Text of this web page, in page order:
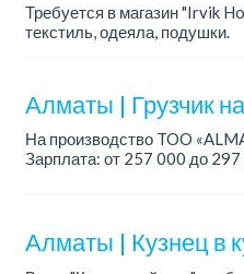
Требуется в магазин "Irvik
текстиль, одеяла, подушки.
Алматы | Грузчик
На производство TOO
Зарплата: от 257 000 до 297
Алматы | Кузнец в